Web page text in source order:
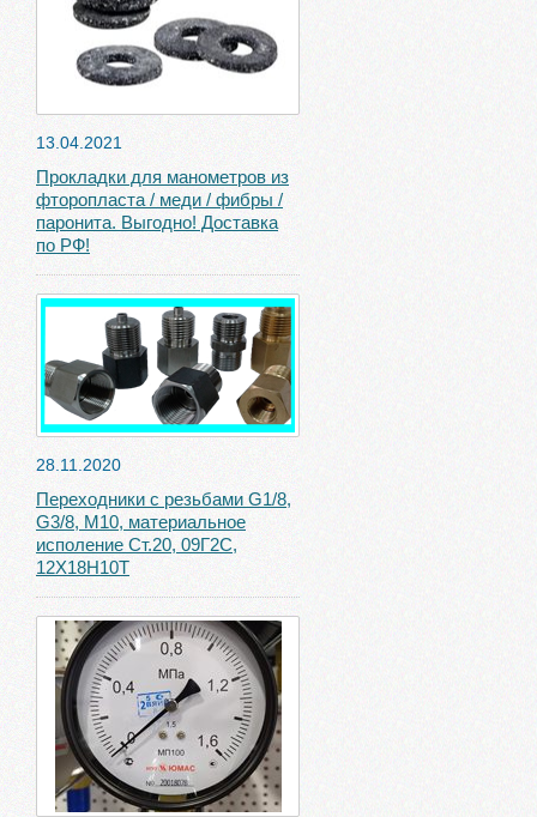
13.04.2021
Прокладки для манометров из
фторопласта / меди / фибры /
паронита. Выгодно! Доставка
по РФ!
28.11.2020
Переходники с резьбами G1/8,
G3/8, М10, материальное
исполение Ст.20, 09Г2С,
12Х18Н10Т